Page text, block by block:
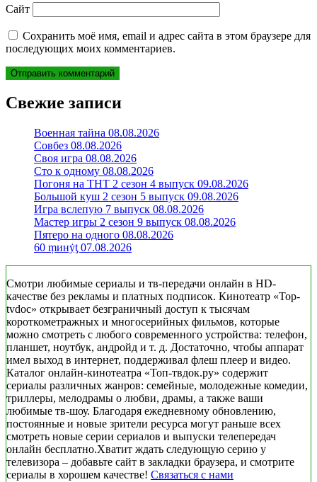
Сайт
Сохранить моё имя, email и адрес сайта в этом браузере для
последующих моих комментариев.
Свежие записи
Военная тайна 08.08.2026
Совбез 08.08.2026
Своя игра 08.08.2026
Сто к одному 08.08.2026
Погоня на ТНТ 2 сезон 4 выпуск 09.08.2026
Большой куш 2 сезон 5 выпуск 09.08.2026
Игра вслепую 7 выпуск 08.08.2026
Мастер игры 2 сезон 9 выпуск 08.08.2026
Пятеро на одного 08.08.2026
60 ṃинẏƫ 07.08.2026
Смотри любимые сериалы и тв-передачи онлайн в HD-
качестве без рекламы и платных подписок. Кинотеатр «Top-
tvdoc» открывает безграничный доступ к тысячам
короткометражных и многосерийных фильмов, которые
можно смотреть с любого современного устройства: телефон,
планшет, ноутбук, андройд и т. д. Достаточно, чтобы аппарат
имел выход в интернет, поддерживал флеш плеер и видео.
Каталог онлайн-кинотеатра «Топ-твдок.ру» содержит
сериалы различных жанров: семейные, молодежные комедии,
триллеры, мелодрамы о любви, драмы, а также ваши
любимые тв-шоу. Благодаря ежедневному обновлению,
постоянные и новые зрители ресурса могут раньше всех
смотреть новые серии сериалов и выпуски телепередач
онлайн бесплатно.Хватит ждать следующую серию у
телевизора – добавьте сайт в закладки браузера, и смотрите
сериалы в хорошем качестве! Связаться с нами